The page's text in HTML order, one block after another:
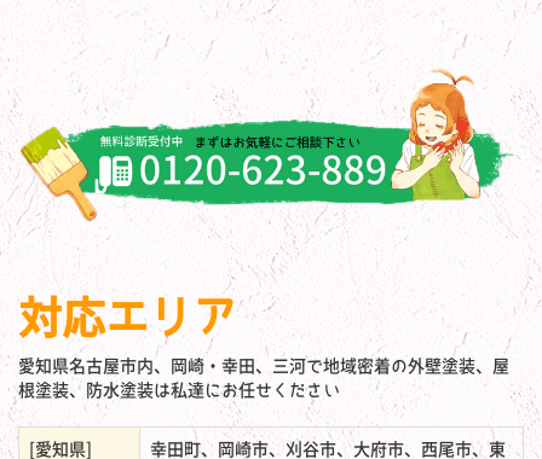
対応エリア
愛知県名古屋市内、岡崎・幸田、三河で地域密着の外壁塗装、屋
根塗装、防水塗装は私達にお任せください
[愛知県]
幸田町、岡崎市、刈谷市、大府市、西尾市、東